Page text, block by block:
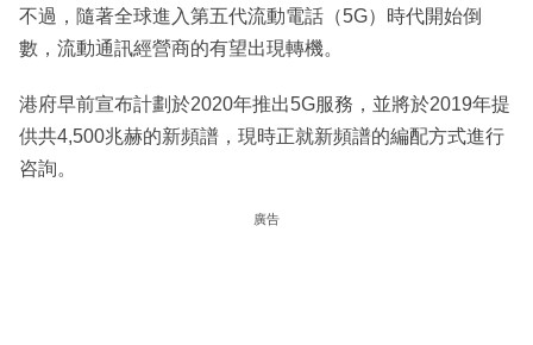
不過，隨著全球進入第五代流動電話（5G）時代開始倒
數，流動通訊經營商的有望出現轉機。
港府早前宣布計劃於2020年推出5G服務，並將於2019年提
供共4,500兆赫的新頻譜，現時正就新頻譜的編配方式進行
咨詢。
廣告